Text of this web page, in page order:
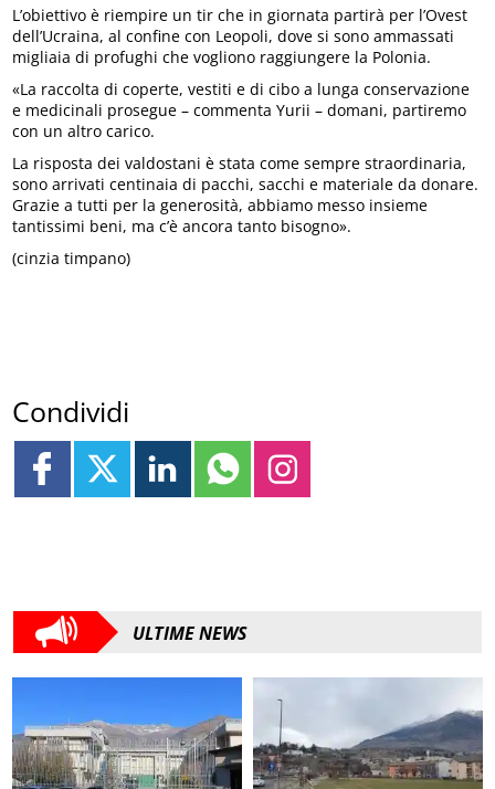
L’obiettivo è riempire un tir che in giornata partirà per l’Ovest
dell’Ucraina, al confine con Leopoli, dove si sono ammassati
migliaia di profughi che vogliono raggiungere la Polonia.
«La raccolta di coperte, vestiti e di cibo a lunga conservazione
e medicinali prosegue – commenta Yurii – domani, partiremo
con un altro carico.
La risposta dei valdostani è stata come sempre straordinaria,
sono arrivati centinaia di pacchi, sacchi e materiale da donare.
Grazie a tutti per la generosità, abbiamo messo insieme
tantissimi beni, ma c’è ancora tanto bisogno».
(cinzia timpano)
Condividi
ULTIME NEWS